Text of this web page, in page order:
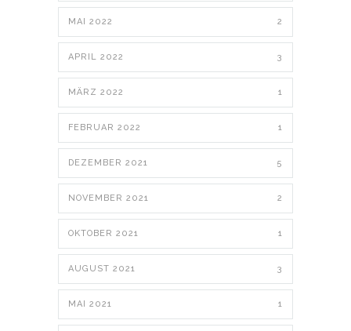
MAI 2022 2
APRIL 2022 3
MÄRZ 2022 1
FEBRUAR 2022 1
DEZEMBER 2021 5
NOVEMBER 2021 2
OKTOBER 2021 1
AUGUST 2021 3
MAI 2021 1